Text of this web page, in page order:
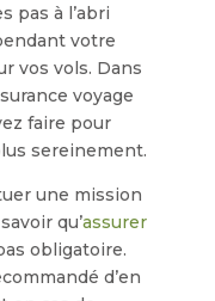
pas à l’abri
votre
vos vols. Dans
voyage
faire pour
sereinement.
une mission
qu’assurer
obligatoire.
d’en